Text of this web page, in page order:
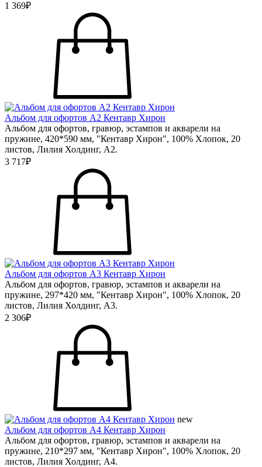
1 369₽
Альбом для офортов А2 Кентавр Хирон
Альбом для офортов, гравюр, эстампов и акварели на
пружине, 420*590 мм, "Кентавр Хирон", 100% Хлопок, 20
листов, Лилия Холдинг, А2.
3 717₽
Альбом для офортов А3 Кентавр Хирон
Альбом для офортов, гравюр, эстампов и акварели на
пружине, 297*420 мм, "Кентавр Хирон", 100% Хлопок, 20
листов, Лилия Холдинг, А3.
2 306₽
new
Альбом для офортов А4 Кентавр Хирон
Альбом для офортов, гравюр, эстампов и акварели на
пружине, 210*297 мм, "Кентавр Хирон", 100% Хлопок, 20
листов, Лилия Холдинг, А4.